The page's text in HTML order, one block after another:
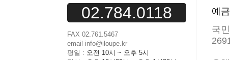
02.784.0118
FAX 02.761.5467
email info@iloupe.kr
평일 : 오전 10시 ~ 오후 5시
예
국